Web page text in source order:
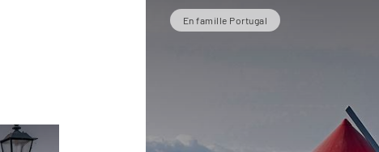
En famille Portugal